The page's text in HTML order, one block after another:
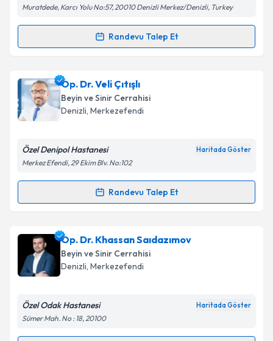
Muratdede, Karcı Yolu No:57, 20010 Denizli Merkez/Denizli, Turkey
Randevu Talep Et
Randevu Takvimi Talebi
Prof. Dr. Bayram Çırakiçin randevu takvimi talebi
oluşturun. Size bu uzmandan randevu almanız için bir
takvim hazırlandığında e-posta ile bilgilendireceğiz.
Kişisel verilerimin işlenmesine ilişkin
Metni'ni okudum ve kişisel verilerimin belirtilen
Takvim Talebini Gönder
Op. Dr. Veli Çıtışlı
Beyin ve Sinir Cerrahisi
Denizli, Merkezefendi
Özel Denipol Hastanesi Haritada Göster
Merkez Efendi, 29 Ekim Blv. No:102
Randevu Talep Et
Randevu Takvimi Talebi
Op. Dr. Veli Çıtışlıiçin randevu takvimi talebi
oluşturun. Size bu uzmandan randevu almanız için bir
takvim hazırlandığında e-posta ile bilgilendireceğiz.
Op. Dr. Khassan Saıdazımov
Beyin ve Sinir Cerrahisi
Denizli, Merkezefendi
Özel Odak Hastanesi Haritada Göster
Sümer Mah. No : 18, 20100